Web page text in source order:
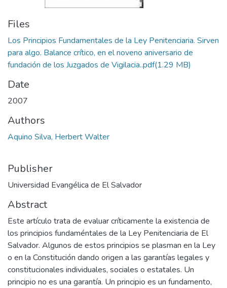
Files
Los Principios Fundamentales de la Ley Penitenciaria. Sirven
para algo. Balance crítico, en el noveno aniversario de
fundación de los Juzgados de Vigilacia..pdf(1.29 MB)
Date
2007
Authors
Aquino Silva, Herbert Walter
Publisher
Universidad Evangélica de El Salvador
Abstract
Este artículo trata de evaluar críticamente la existencia de
los principios fundaméntales de la Ley Penitenciaria de El
Salvador. Algunos de estos principios se plasman en la Ley
o en la Constitución dando origen a las garantías legales y
constitucionales individuales, sociales o estatales. Un
principio no es una garantía. Un principio es un fundamento,